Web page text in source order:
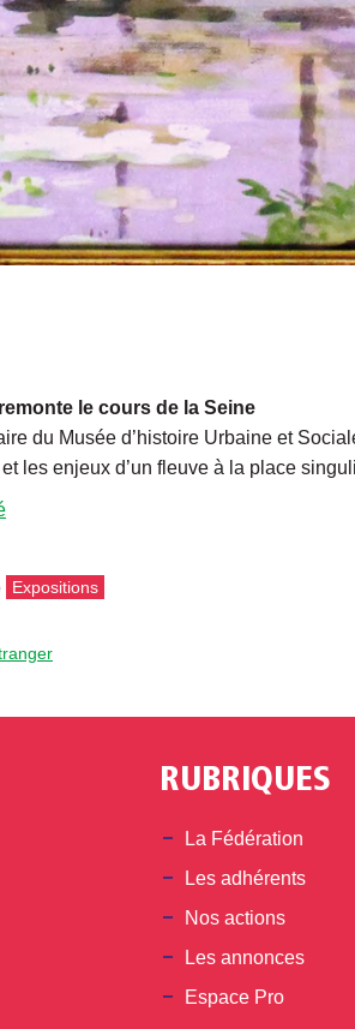
le cours de la Seine
du Musée d’histoire Urbaine et
les enjeux d’un fleuve à la place
Expositions
RUBRIQUES
La Fédération
Les adhérents
Nos actions
Les annonces
Espace Pro